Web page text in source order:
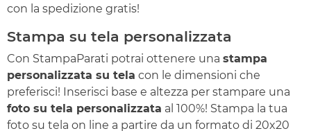
con la spedizione gratis!
Stampa su tela personalizzata
Con StampaParati potrai ottenere una stampa
personalizzata su tela con le dimensioni che
preferisci! Inserisci base e altezza per stampare una
foto su tela personalizzata al 100%! Stampa la tua
foto su tela on line a partire da un formato di 20x20